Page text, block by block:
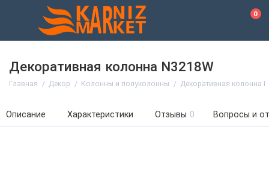
0
Декоративная колонна N3218W
Главная Декор Колонны и полуколонны Декоративная колонна
Описание Характеристики Отзывы 0 Вопросы и